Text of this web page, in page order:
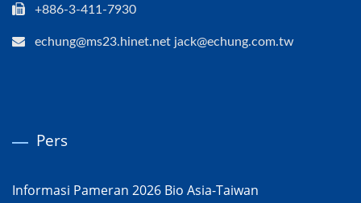
+886-3-411-7930
echung@ms23.hinet.net jack@echung.com.tw
Pers
Informasi Pameran 2026 Bio Asia-Taiwan